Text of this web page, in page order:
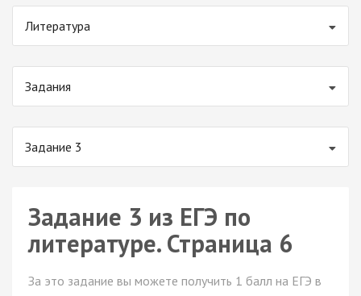
Литература
Задания
Задание 3
Задание 3 из ЕГЭ по
литературе. Страница 6
За это задание вы можете получить 1 балл на ЕГЭ в